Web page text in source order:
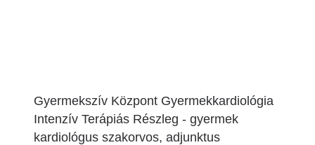
Gyermekszív Központ Gyermekkardiológia
Intenzív Terápiás Részleg - gyermek
kardiológus szakorvos, adjunktus